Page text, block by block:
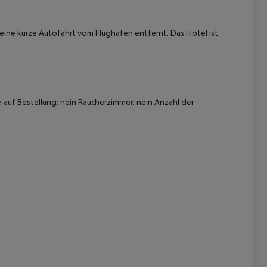
kurze Autofahrt vom Flughafen entfernt. Das Hotel ist
Bestellung: nein Raucherzimmer: nein Anzahl der